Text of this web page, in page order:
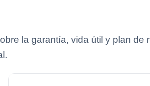
la garantía, vida útil y plan